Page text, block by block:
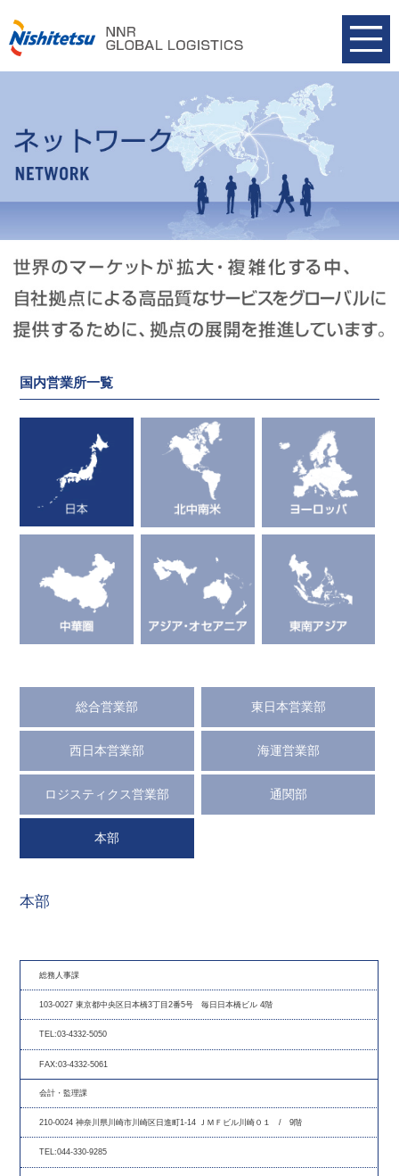
国内営業所一覧
総合営業部 東日本営業部
西日本営業部 海運営業部
ロジスティクス営業部 通関部
本部
本部
総務人事課
103-0027 東京都中央区日本橋3丁目2番5号 毎日日本橋ビル 4階
TEL:03-4332-5050
FAX:03-4332-5061
会計・監理課
210-0024 神奈川県川崎市川崎区日進町1-14 ＪＭＦビル川崎０１ / 9階
TEL:044-330-9285